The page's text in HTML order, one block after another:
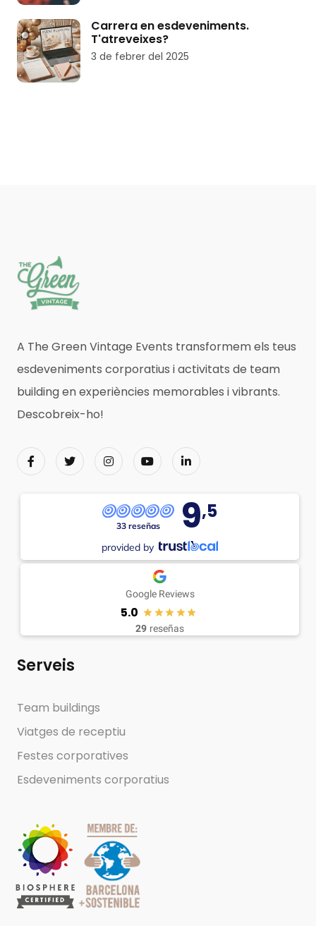
Carrera en esdeveniments.
T'atreveixes?
3 de febrer del 2025
A The Green Vintage Events transformem els teus
esdeveniments corporatius i activitats de team
building en experiències memorables i vibrants.
Descobreix-ho!
33 reseñas 9,5
provided by
Google Reviews
5.0
29 reseñas
Serveis
Team buildings
Viatges de receptiu
Festes corporatives
Esdeveniments corporatius